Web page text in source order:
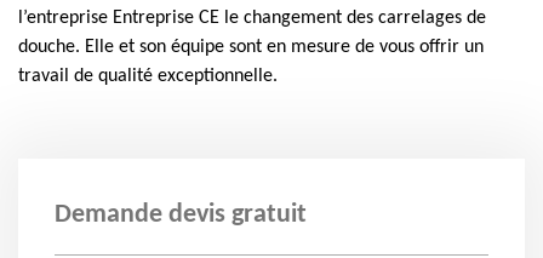
l’entreprise Entreprise CE le changement des carrelages de
douche. Elle et son équipe sont en mesure de vous offrir un
travail de qualité exceptionnelle.
Demande devis gratuit